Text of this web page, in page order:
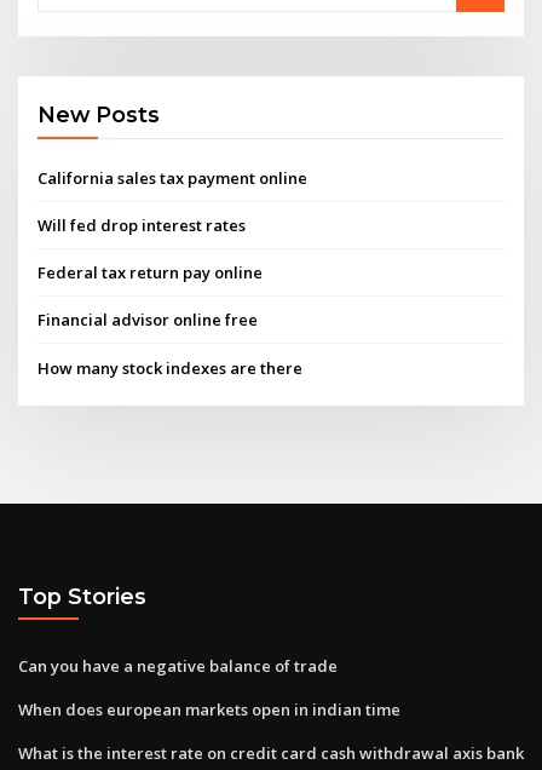
New Posts
California sales tax payment online
Will fed drop interest rates
Federal tax return pay online
Financial advisor online free
How many stock indexes are there
Top Stories
Can you have a negative balance of trade
When does european markets open in indian time
What is the interest rate on credit card cash withdrawal axis bank